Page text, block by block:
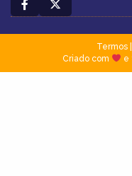
Termos|
Criado com
e